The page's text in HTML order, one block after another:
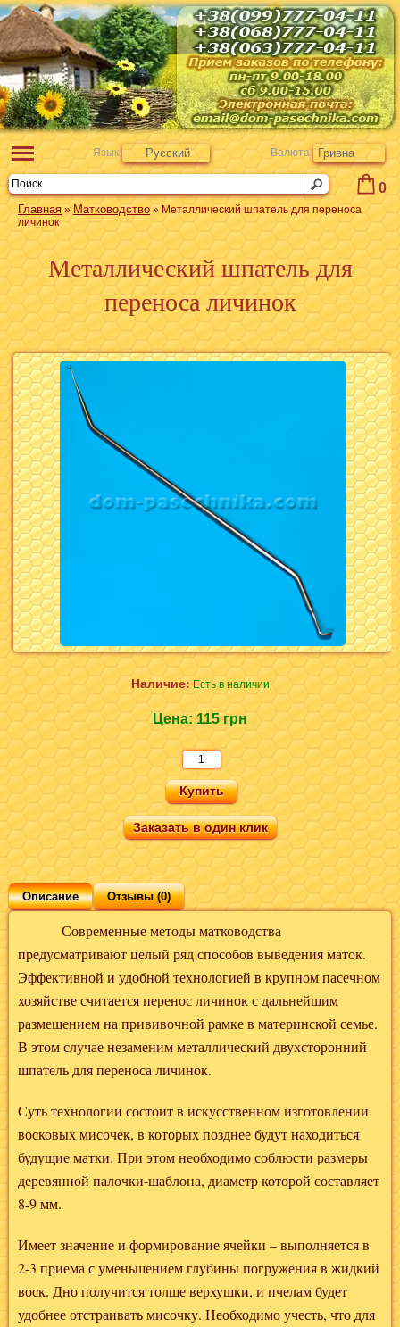
0
Язык Русский Валюта Гривна
Главная» Матководство » Металлический шпатель для переноса
личинок
Металлический шпатель для
переноса личинок
Наличие: Есть в наличии
Цена: 115 грн
Заказать в один клик
Описание Отзывы (0)
Современные методы матководства
предусматривают целый ряд способов выведения маток.
Эффективной и удобной технологией в крупном пасечном
хозяйстве считается перенос личинок с дальнейшим
размещением на прививочной рамке в материнской семье.
В этом случае незаменим металлический двухсторонний
шпатель для переноса личинок.
Суть технологии состоит в искусственном изготовлении
восковых мисочек, в которых позднее будут находиться
будущие матки. При этом необходимо соблюсти размеры
деревянной палочки-шаблона, диаметр которой составляет
8-9 мм.
Имеет значение и формирование ячейки – выполняется в
2-3 приема с уменьшением глубины погружения в жидкий
воск. Дно получится толще верхушки, и пчелам будет
удобнее отстраивать мисочку. Необходимо учесть, что для